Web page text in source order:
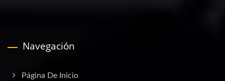
Navegación
Página De Inicio